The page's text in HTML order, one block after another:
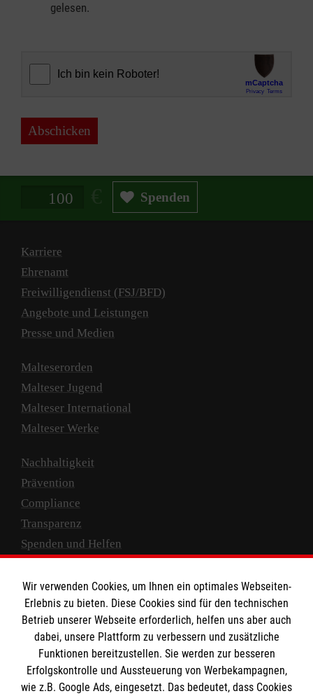
gelesen.
Abschicken
Spendenbetrag in Euro Spenden
Karriere
Ehrenamt
Freiwilligendienst (FSJ/BFD)
Angebote und Leistungen
Presse und Medien
Malteserorden
Malteser Jugend
Malteser International
Malteser Werke
Nachhaltigkeit
Prävention
Compliance
Transparenz
Spenden und Helfen
Empfänger: Malteser Hilfsdienst e.V.
IBAN: DE10 3706 0120 1201 2000 12
BIC: GENODED 1PA7
Wir verwenden Cookies, um Ihnen ein optimales Webseiten-
Erlebnis zu bieten. Diese Cookies sind für den technischen
Betrieb unserer Webseite erforderlich, helfen uns aber auch
dabei, unsere Plattform zu verbessern und zusätzliche
Funktionen bereitzustellen. Sie werden zur besseren
Erfolgskontrolle und Aussteuerung von Werbekampagnen,
wie z.B. Google Ads, eingesetzt. Das bedeutet, dass Cookies